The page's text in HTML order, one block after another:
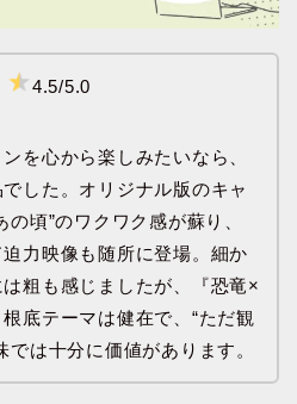
4.5/5.0
を心から楽しみたいなら、
した。オリジナル版のキャ
の頃”のワクワク感が蘇り、
力映像も随所に登場。細か
粗も感じましたが、『恐竜×
底テーマは健在で、“ただ観
では十分に価値があります。